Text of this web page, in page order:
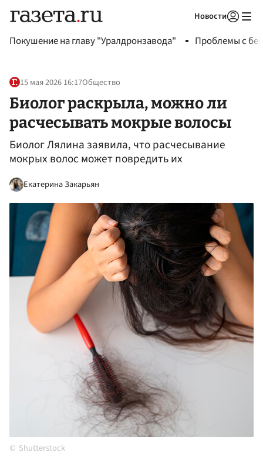
Новости
Покушение на главу "Уралдронзавода" Проблемы с
15 мая 2026 16:17Общество
Биолог раскрыла, можно ли
расчесывать мокрые волосы
Биолог Лялина заявила, что расчесывание
мокрых волос может повредить их
Екатерина Закарьян
Shutterstock